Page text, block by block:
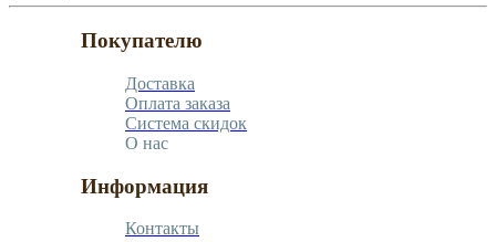
Покупателю
Доставка
Оплата заказа
Система скидок
О нас
Информация
Контакты